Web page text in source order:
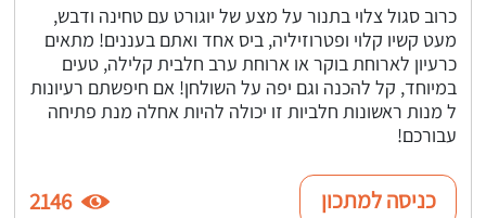
כרוב סגול צלוי בתנור על מצע של יוגורט עם טחינה ודבש,
מעט קשיו קלוי ופטרוזיליה, ביס אחד ואתם בעננים! מתאים
כרעיון לארוחת בוקר או ארוחת ערב חלבית קלילה, טעים
במיוחד, קל להכנה וגם יפה על השולחן! אם חיפשתם רעיונות
ל מנות ראשונות חלביות זו יכולה להיות אחלה מנת פתיחה
עבורכם!
כניסה למתכון 2146